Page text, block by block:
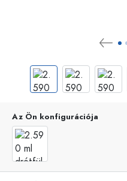
Az Ön konfigurációja